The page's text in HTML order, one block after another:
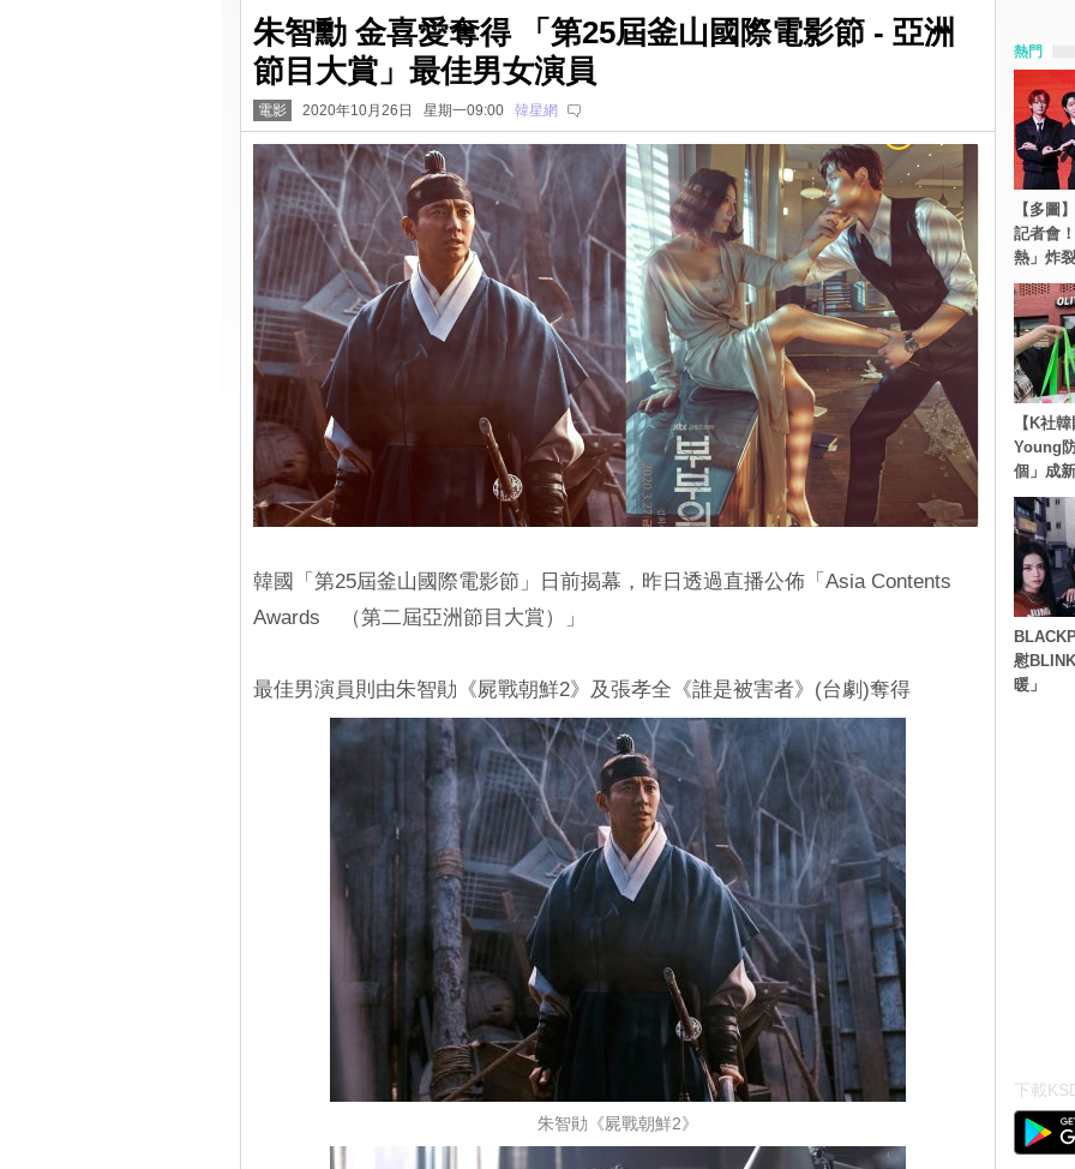
朱智勳 金喜愛奪得 「第25屆釜山國際電影節 - 亞洲
節目大賞」最佳男女演員
電影 2020年10月26日 星期一09:00 韓星網
韓國「第25屆釜山國際電影節」日前揭幕，昨日透過直播公佈「Asia Contents
Awards （第二屆亞洲節目大賞）」
最佳男演員則由朱智勛《屍戰朝鮮2》及張孝全《誰是被害者》(台劇)奪得
朱智勛《屍戰朝鮮2》
熱門
【多圖
記者會
熱」炸
【K社
Young
個」成
慰
暖」
下載